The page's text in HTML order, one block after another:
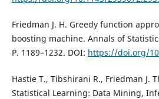
Friedman J. H. Greedy function
boosting machine. Annals of
P. 1189–1232. DOI: https://doi.org/
Hastie T., Tibshirani R., Friedman J.
Statistical Learning: Data Mining,